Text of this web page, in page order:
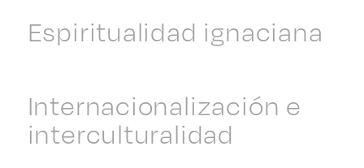
Espiritualidad ignaciana
Internacionalización e
interculturalidad